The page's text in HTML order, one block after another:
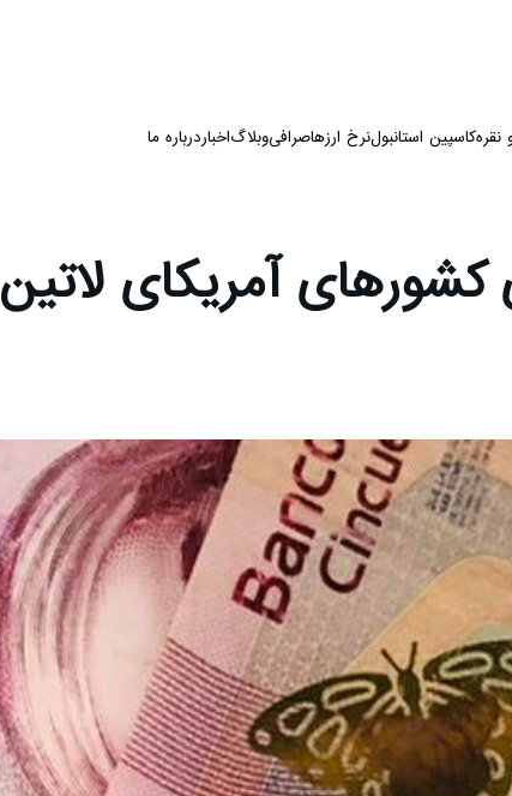
نقرهکاسپین استانبولنرخ ارزهاصرافیوبلاگاخباردرباره ما
آمریکای لاتین